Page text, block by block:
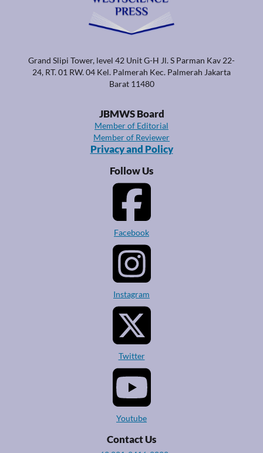
Grand Slipi Tower, level 42 Unit G-H Jl. S Parman Kav 22-
24, RT. 01 RW. 04 Kel. Palmerah Kec. Palmerah Jakarta
Barat 11480
JBMWS Board
Member of Editorial
Member of Reviewer
Privacy and Policy
Follow Us
Facebook
Instagram
Twitter
Youtube
Contact Us